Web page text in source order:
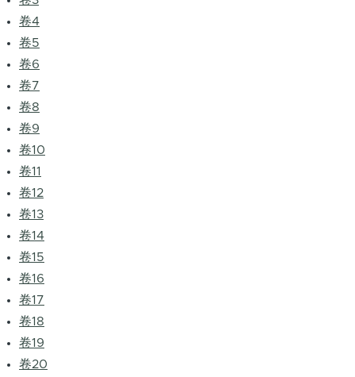
卷4
卷5
卷6
卷7
卷8
卷9
卷10
卷11
卷12
卷13
卷14
卷15
卷16
卷17
卷18
卷19
卷20